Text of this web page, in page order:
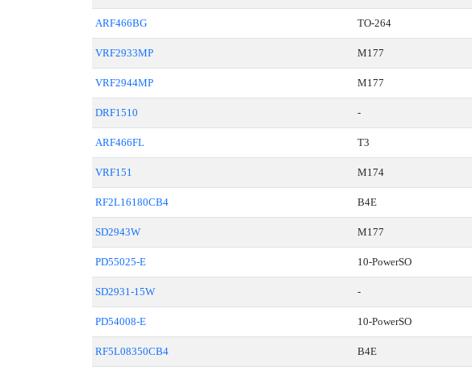
ARF466BG TO-264
VRF2933MP M177
VRF2944MP M177
DRF1510 -
ARF466FL T3
VRF151 M174
RF2L16180CB4 B4E
SD2943W M177
PD55025-E 10-PowerSO
SD2931-15W -
PD54008-E 10-PowerSO
RF5L08350CB4 B4E